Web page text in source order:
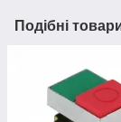
Подібні